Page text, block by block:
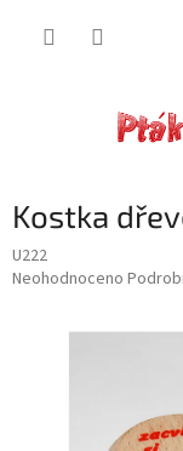
Kostka
U222
Průměrné
Neohodnoceno